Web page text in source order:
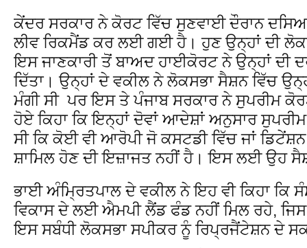
ਕੇਂਦਰ ਸਰਕਾਰ ਨੇ ਕੋਰਟ ਵਿੱਚ ਸੁਣਵਾਈ ਦੌਰਾਨ
ਲੀਵ ਰਿਕਮੈਂਡ ਕਰ ਲਈ ਗਈ ਹੈ। ਹੁਣ ਉਨ੍ਹਾਂ ਦੀ
ਇਸ ਜਾਣਕਾਰੀ ਤੋਂ ਬਾਅਦ ਹਾਈਕੋਰਟ ਨੇ ਉਨ੍ਹਾਂ ਦੀ
ਦਿੱਤਾ। ਉਨ੍ਹਾਂ ਦੇ ਵਕੀਲ ਨੇ ਲੋਕਸਭਾ ਸੈਸ਼ਨ ਵਿੱਚ
ਮੰਗੀ ਸੀ ਪਰ ਇਸ ਤੇ ਪੰਜਾਬ ਸਰਕਾਰ ਨੇ ਸੁਪਰੀਮ
ਹੋਏ ਕਿਹਾ ਕਿ ਇਨ੍ਹਾਂ ਦੋਵਾਂ ਆਦੇਸ਼ਾਂ ਅਨੁਸਾਰ
ਸੀ ਕਿ ਕੋਈ ਵੀ ਆਰੋਪੀ ਜੋ ਕਸਟਡੀ ਵਿੱਚ ਜਾਂ
ਸ਼ਾਮਿਲ ਹੋਣ ਦੀ ਇਜ਼ਾਜਤ ਨਹੀਂ ਹੈ। ਇਸ ਲਈ ਉਹ
ਭਾਈ ਅੰਮ੍ਰਿਤਪਾਲ ਦੇ ਵਕੀਲ ਨੇ ਇਹ ਵੀ ਕਿਹਾ
ਵਿਕਾਸ ਦੇ ਲਈ ਐਮਪੀ ਲੈਂਡ ਫੰਡ ਨਹੀਂ ਮਿਲ ਰਹੇ,
ਇਸ ਸਬੰਧੀ ਲੋਕਸਭਾ ਸਪੀਕਰ ਨੂੰ ਰਿਪ੍ਰਜੈਂਟੇਸ਼ਨ ਦੇ